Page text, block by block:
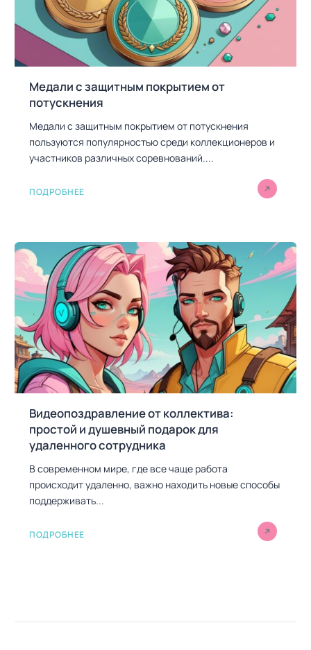
Медали с защитным покрытием от
потускнения
Медали с защитным покрытием от потускнения
пользуются популярностью среди коллекционеров и
участников различных соревнований....
ПОДРОБНЕЕ
Видеопоздравление от коллектива:
простой и душевный подарок для
удаленного сотрудника
В современном мире, где все чаще работа
происходит удаленно, важно находить новые способы
поддерживать...
ПОДРОБНЕЕ